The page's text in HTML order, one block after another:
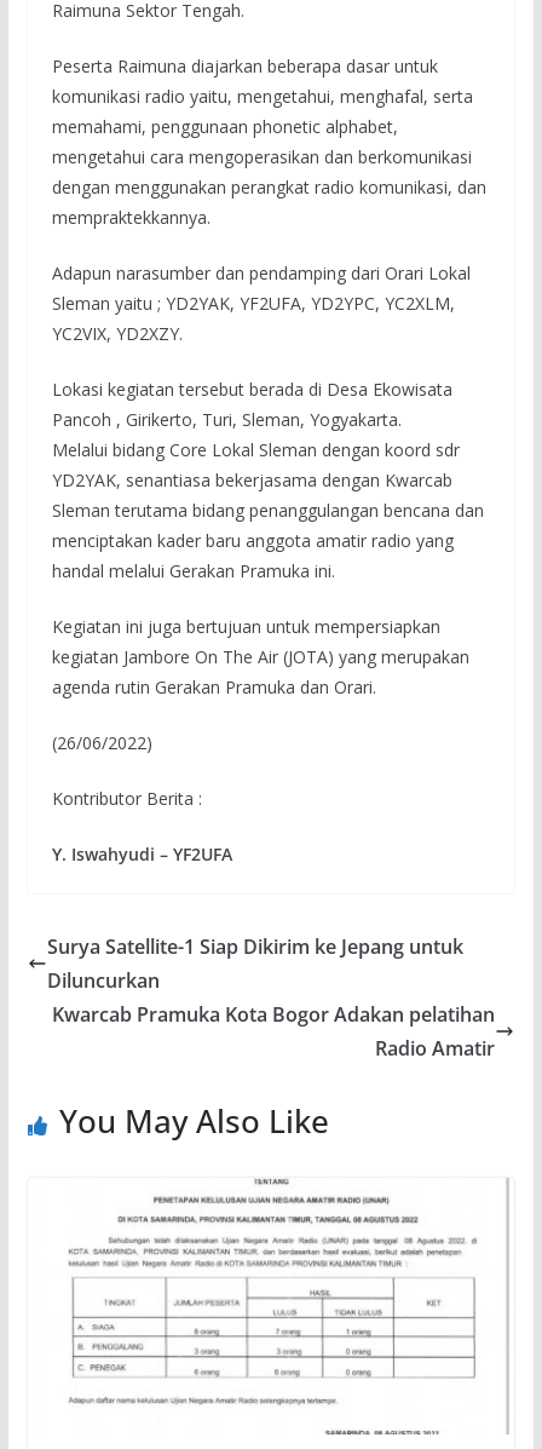
Raimuna Sektor Tengah.
Peserta Raimuna diajarkan beberapa dasar untuk
komunikasi radio yaitu, mengetahui, menghafal, serta
memahami, penggunaan phonetic alphabet,
mengetahui cara mengoperasikan dan berkomunikasi
dengan menggunakan perangkat radio komunikasi, dan
mempraktekkannya.
Adapun narasumber dan pendamping dari Orari Lokal
Sleman yaitu ; YD2YAK, YF2UFA, YD2YPC, YC2XLM,
YC2VIX, YD2XZY.
Lokasi kegiatan tersebut berada di Desa Ekowisata
Pancoh , Girikerto, Turi, Sleman, Yogyakarta.
Melalui bidang Core Lokal Sleman dengan koord sdr
YD2YAK, senantiasa bekerjasama dengan Kwarcab
Sleman terutama bidang penanggulangan bencana dan
menciptakan kader baru anggota amatir radio yang
handal melalui Gerakan Pramuka ini.
Kegiatan ini juga bertujuan untuk mempersiapkan
kegiatan Jambore On The Air (JOTA) yang merupakan
agenda rutin Gerakan Pramuka dan Orari.
(26/06/2022)
Kontributor Berita :
Y. Iswahyudi – YF2UFA
Surya Satellite-1 Siap Dikirim ke Jepang untuk
Diluncurkan
Kwarcab Pramuka Kota Bogor Adakan pelatihan
Radio Amatir
You May Also Like